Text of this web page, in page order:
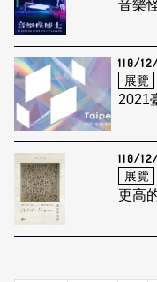
110/
展覽
2021
110/
展覽